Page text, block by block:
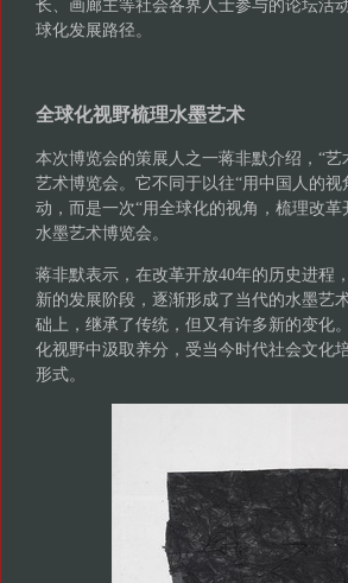
长、画廊主等社会各界人士参与的论坛活
球化发展路径。
全球化视野梳理水墨艺术
本次博览会的策展人之一蒋非默介绍，“
艺术博览会。它不同于以往“用中国人的
动，而是一次“用全球化的视角，梳理改
水墨艺术博览会。
蒋非默表示，在改革开放40年的历史进程
新的发展阶段，逐渐形成了当代的水墨艺
础上，继承了传统，但又有许多新的变化
化视野中汲取养分，受当今时代社会文化
形式。